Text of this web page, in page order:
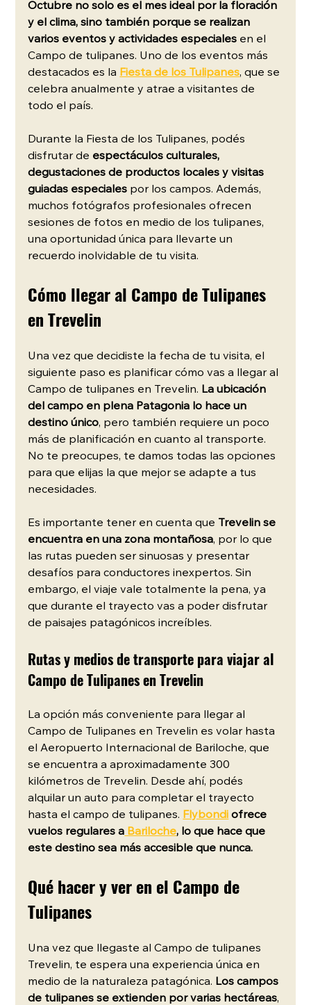
Octubre no solo es el mes ideal por la floración
y el clima, sino también porque se realizan
varios eventos y actividades especiales en el
Campo de tulipanes. Uno de los eventos más
destacados es la Fiesta de los Tulipanes, que se
celebra anualmente y atrae a visitantes de
todo el país.
Durante la Fiesta de los Tulipanes, podés
disfrutar de espectáculos culturales,
degustaciones de productos locales y visitas
guiadas especiales por los campos. Además,
muchos fotógrafos profesionales ofrecen
sesiones de fotos en medio de los tulipanes,
una oportunidad única para llevarte un
recuerdo inolvidable de tu visita.
Cómo llegar al Campo de Tulipanes
en Trevelin
Una vez que decidiste la fecha de tu visita, el
siguiente paso es planificar cómo vas a llegar al
Campo de tulipanes en Trevelin. La ubicación
del campo en plena Patagonia lo hace un
destino único, pero también requiere un poco
más de planificación en cuanto al transporte.
No te preocupes, te damos todas las opciones
para que elijas la que mejor se adapte a tus
necesidades.
Es importante tener en cuenta que Trevelin se
encuentra en una zona montañosa, por lo que
las rutas pueden ser sinuosas y presentar
desafíos para conductores inexpertos. Sin
embargo, el viaje vale totalmente la pena, ya
que durante el trayecto vas a poder disfrutar
de paisajes patagónicos increíbles.
Rutas y medios de transporte para viajar al
Campo de Tulipanes en Trevelin
La opción más conveniente para llegar al
Campo de Tulipanes en Trevelin es volar hasta
el Aeropuerto Internacional de Bariloche, que
se encuentra a aproximadamente 300
kilómetros de Trevelin. Desde ahí, podés
alquilar un auto para completar el trayecto
hasta el campo de tulipanes. Flybondi ofrece
vuelos regulares a Bariloche, lo que hace que
este destino sea más accesible que nunca.
Qué hacer y ver en el Campo de
Tulipanes
Una vez que llegaste al Campo de tulipanes
Trevelin, te espera una experiencia única en
medio de la naturaleza patagónica. Los campos
de tulipanes se extienden por varias hectáreas,